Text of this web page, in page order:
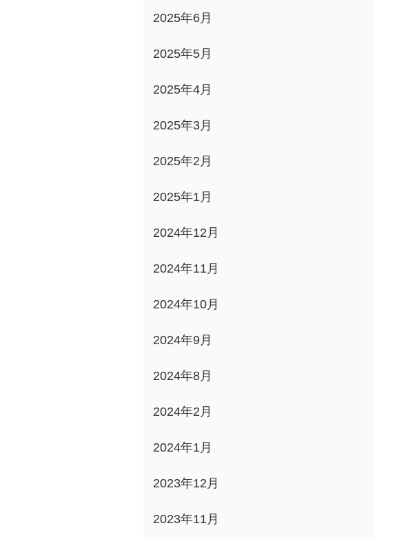
2025年6月
2025年5月
2025年4月
2025年3月
2025年2月
2025年1月
2024年12月
2024年11月
2024年10月
2024年9月
2024年8月
2024年2月
2024年1月
2023年12月
2023年11月